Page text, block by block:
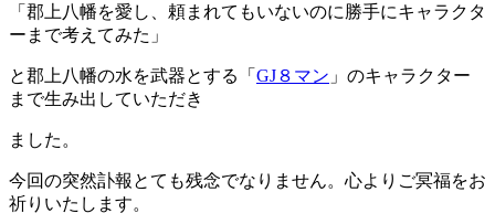
「郡上八幡を愛し、頼まれてもいないのに勝手にキャラクタ
ーまで考えてみた」
と郡上八幡の水を武器とする「 GJ８マン 」のキャラクター
まで生み出していただき
ました。
今回の突然訃報とても残念でなりません。心よりご冥福をお
祈りいたします。